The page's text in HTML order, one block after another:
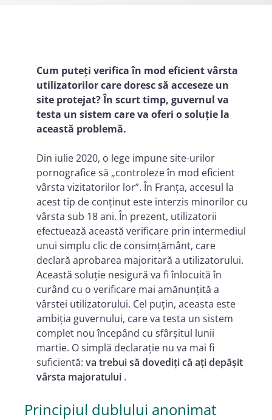
Cum puteți verifica în mod eficient vârsta
utilizatorilor care doresc să acceseze un
site protejat? În scurt timp, guvernul va
testa un sistem care va oferi o soluție la
această problemă.
Din iulie 2020, o lege impune site-urilor
pornografice să „controleze în mod eficient
vârsta vizitatorilor lor”. În Franța, accesul la
acest tip de conținut este interzis minorilor cu
vârsta sub 18 ani. În prezent, utilizatorii
efectuează această verificare prin intermediul
unui simplu clic de consimțământ, care
declară aprobarea majoritară a utilizatorului.
Această soluție nesigură va fi înlocuită în
curând cu o verificare mai amănunțită a
vârstei utilizatorului. Cel puțin, aceasta este
ambiția guvernului, care va testa un sistem
complet nou începând cu sfârșitul lunii
martie. O simplă declarație nu va mai fi
suficientă: va trebui să dovediți că ați depășit
vârsta majoratului .
Principiul dublului anonimat